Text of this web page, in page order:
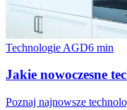
Technologie AGD6 min
Jakie nowoczesne
Poznaj najnowsze